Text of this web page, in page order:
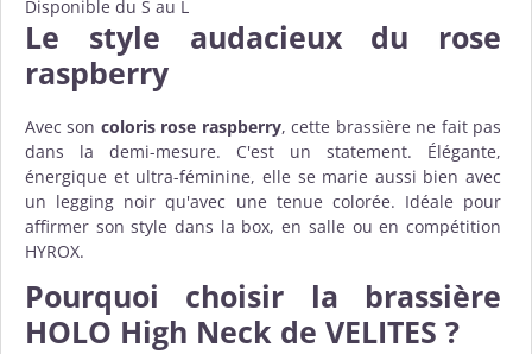
Disponible du S au L
Le style audacieux du rose
raspberry
Avec son coloris rose raspberry, cette brassière ne fait pas
dans la demi-mesure. C'est un statement. Élégante,
énergique et ultra-féminine, elle se marie aussi bien avec
un legging noir qu'avec une tenue colorée. Idéale pour
affirmer son style dans la box, en salle ou en compétition
HYROX.
Pourquoi choisir la brassière
HOLO High Neck de VELITES ?